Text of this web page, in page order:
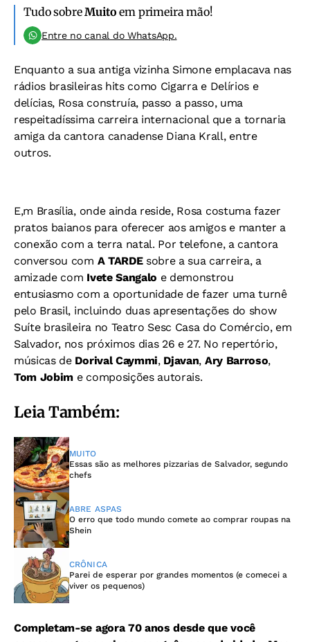
Tudo sobreMuito em primeira mão!
Entre no canal do WhatsApp.
Enquanto a sua antiga vizinha Simone emplacava nas
rádios brasileiras hits como Cigarra e Delírios e
delícias, Rosa construía, passo a passo, uma
respeitadíssima carreira internacional que a tornaria
amiga da cantora canadense Diana Krall, entre
outros.
E,m Brasília, onde ainda reside, Rosa costuma fazer
pratos baianos para oferecer aos amigos e manter a
conexão com a terra natal. Por telefone, a cantora
conversou com A TARDEsobre a sua carreira, a
amizade com Ivete Sangalo e demonstrou
entusiasmo com a oportunidade de fazer uma turnê
pelo Brasil, incluindo duas apresentações do show
Suíte brasileira no Teatro Sesc Casa do Comércio, em
Salvador, nos próximos dias 26 e 27. No repertório,
músicas de Dorival Caymmi, Djavan, Ary Barroso,
Tom Jobim e composições autorais.
Leia Também:
MUITO
Essas são as melhores pizzarias de Salvador, segundo
chefs
ABRE ASPAS
O erro que todo mundo comete ao comprar roupas na
Shein
CRÔNICA
Parei de esperar por grandes momentos (e comecei a
viver os pequenos)
Completam-se agora 70 anos desde que você